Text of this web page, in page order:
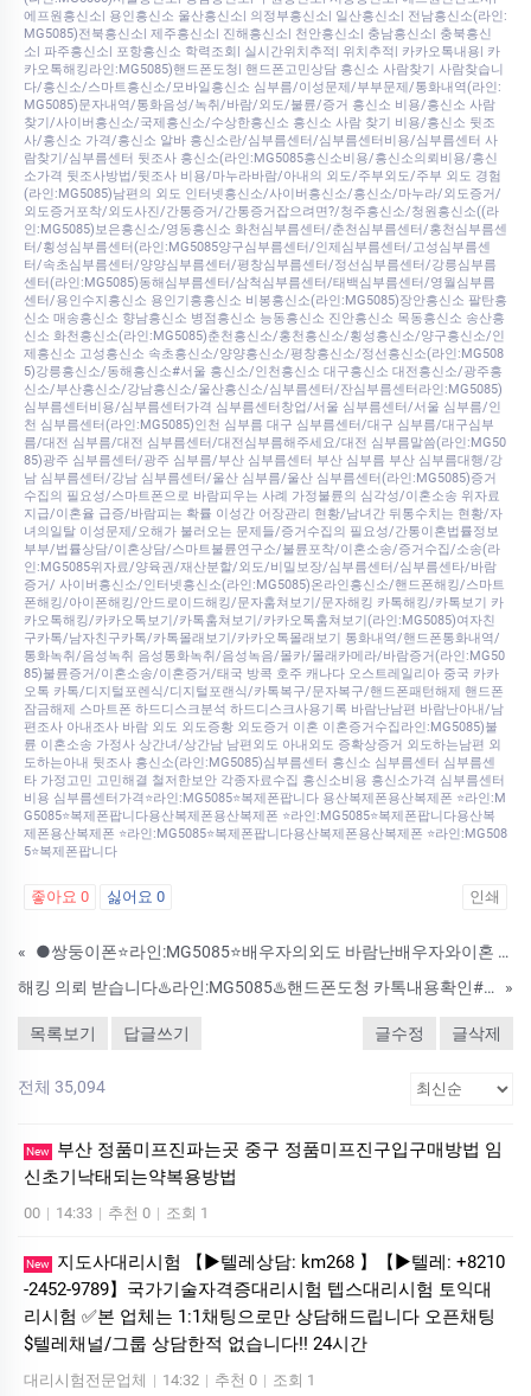
에프원흥신소| 용인흥신소 울산흥신소| 의정부흥신소| 일산흥신소| 전남흥신소(라인:
MG5085)전북흥신소| 제주흥신소| 진해흥신소| 천안흥신소| 충남흥신소| 충북흥신
소| 파주흥신소| 포항흥신소 학력조회| 실시간위치추적| 위치추적| 카카오톡내용| 카
카오톡해킹라인:MG5085)핸드폰도청| 핸드폰고민상담 흥신소 사람찾기 사람찾습니
다/흥신소/스마트흥신소/모바일흥신소 심부름/이성문제/부부문제/통화내역(라인:
MG5085)문자내역/통화음성/녹취/바람/외도/불륜/증거 흥신소 비용/흥신소 사람
찾기/사이버흥신소/국제흥신소/수상한흥신소 흥신소 사람 찾기 비용/흥신소 뒷조
사/흥신소 가격/흥신소 알바 흥신소란/심부름센터/심부름센터비용/심부름센터 사
람찾기/심부름센터 뒷조사 흥신소(라인:MG5085흥신소비용/흥신소의뢰비용/흥신
소가격 뒷조사방법/뒷조사 비용/마누라바람/아내의 외도/주부외도/주부 외도 경험
(라인:MG5085)남편의 외도 인터넷흥신소/사이버흥신소/흥신소/마누라/외도증거/
외도증거포착/외도사진/간통증거/간통증거잡으려면?/청주흥신소/청원흥신소((라
인:MG5085)보은흥신소/영동흥신소 화천심부름센터/춘천심부름센터/홍천심부름센
터/횡성심부름센터(라인:MG5085양구심부름센터/인제심부름센터/고성심부름센
터/속초심부름센터/양양심부름센터/평창심부름센터/정선심부름센터/강릉심부름
센터(라인:MG5085)동해심부름센터/삼척심부름센터/태백심부름센터/영월심부름
센터/용인수지흥신소 용인기흥흥신소 비봉흥신소(라인:MG5085)장안흥신소 팔탄흥
신소 매송흥신소 향남흥신소 병점흥신소 능동흥신소 진안흥신소 목동흥신소 송산흥
신소 화천흥신소(라인:MG5085)춘천흥신소/홍천흥신소/횡성흥신소/양구흥신소/인
제흥신소 고성흥신소 속초흥신소/양양흥신소/평창흥신소/정선흥신소(라인:MG508
5)강릉흥신소/동해흥신소#서울 흥신소/인천흥신소 대구흥신소 대전흥신소/광주흥
신소/부산흥신소/강남흥신소/울산흥신소/심부름센터/잔심부름센터라인:MG5085)
심부름센터비용/심부름센터가격 심부름센터창업/서울 심부름센터/서울 심부름/인
천 심부름센터(라인:MG5085)인천 심부름 대구 심부름센터/대구 심부름/대구심부
름/대전 심부름/대전 심부름센터/대전심부름해주세요/대전 심부름말씀(라인:MG50
85)광주 심부름센터/광주 심부름/부산 심부름센터 부산 심부름 부산 심부름대행/강
남 심부름센터/강남 심부름센터/울산 심부름/울산 심부름센터(라인:MG5085)증거
수집의 필요성/스마트폰으로 바람피우는 사례 가정불륜의 심각성/이혼소송 위자료
지급/이혼율 급증/바람피는 확률 이성간 어장관리 현황/남녀간 뒤통수치는 현황/자
녀의일탈 이성문제/오해가 불러오는 문제들/증거수집의 필요성/간통이혼법률정보
부부/법률상담/이혼상담/스마트불륜연구소/불륜포착/이혼소송/증거수집/소송(라
인:MG5085위자료/양육권/재산분할/외도/비밀보장/심부름센터/심부름센타/바람
증거/ 사이버흥신소/인터넷흥신소(라인:MG5085)온라인흥신소/핸드폰해킹/스마트
폰해킹/아이폰해킹/안드로이드해킹/문자훔쳐보기/문자해킹 카톡해킹/카톡보기 카
카오톡해킹/카카오톡보기/카톡훔쳐보기/카카오톡훔쳐보기(라인:MG5085)여자친
구카톡/남자친구카톡/카톡몰래보기/카카오톡몰래보기 통화내역/핸드폰통화내역/
통화녹취/음성녹취 음성통화녹취/음성녹음/몰카/몰래카메라/바람증거(라인:MG50
85)불륜증거/이혼소송/이혼증거/태국 방콕 호주 캐나다 오스트레일리아 중국 카카
오톡 카톡/디지털포렌식/디지털포랜식/카톡복구/문자복구/핸드폰패턴해제 핸드폰
잠금해제 스마트폰 하드디스크분석 하드디스크사용기록 바람난남편 바람난아내/남
편조사 아내조사 바람 외도 외도증황 외도증거 이혼 이혼증거수집라인:MG5085)불
륜 이혼소송 가정사 상간녀/상간남 남편외도 아내외도 증확상증거 외도하는남편 외
도하는아내 뒷조사 흥신소(라인:MG5085)심부름센터 흥신소 심부름센터 심부름센
타 가정고민 고민해결 철저한보안 각종자료수집 흥신소비용 흥신소가격 심부름센터
비용 심부름센터가격⭐라인:MG5085⭐복제폰팝니다 용산복제폰용산복제폰 ⭐라인:M
G5085⭐복제폰팝니다용산복제폰용산복제폰 ⭐라인:MG5085⭐복제폰팝니다용산복
제폰용산복제폰 ⭐라인:MG5085⭐복제폰팝니다용산복제폰용산복제폰 ⭐라인:MG508
5⭐복제폰팝니다
좋아요 0 싫어요 0 인쇄
«
●쌍둥이폰⭐라인:MG5085⭐배우자의외도 바람난배우자와이혼 내배우자의바람 배우자의외도증거 카톡내역조회및복구 흥신소 심부름센터
해킹 의뢰 받습니다♨️라인:MG5085♨️핸드폰도청 카톡내용확인#카톡내역복구★모든문자확인및복구★실시간위치추적 주변환경소리★몰래사진찍기★실시간통화내용★통화내역복구
»
목록보기 답글쓰기 글수정 글삭제
전체 35,094
New
부산 정품미프진파는곳 중구 정품미프진구입구매방법 임
신초기낙태되는약복용방법
00 | 14:33 | 추천 0 | 조회 1
New
지도사대리시험 【▶텔레상담: km268 】【▶텔레: +8210
-2452-9789】국가기술자격증대리시험 텝스대리시험 토익대
리시험 ✅본 업체는 1:1채팅으로만 상담해드립니다 오픈채팅
$텔레채널/그룹 상담한적 없습니다!! 24시간
대리시험전문업체 | 14:32 | 추천 0 | 조회 1